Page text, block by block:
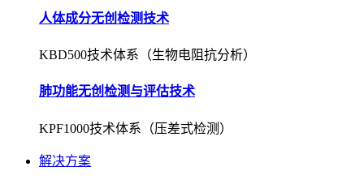
人体成分无创检测技术
KBD500技术体系（生物电阻抗分析）
肺功能无创检测与评估技术
KPF1000技术体系（压差式检测）
解决方案